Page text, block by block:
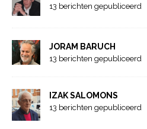
13 berichten gepubliceerd
JORAM BARUCH
13 berichten gepubliceerd
IZAK SALOMONS
13 berichten gepubliceerd